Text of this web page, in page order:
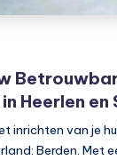
Heerlen
inrichten van je
Berden. Met